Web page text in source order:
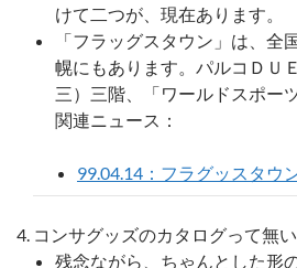
けて二つが、現在あります。
「フラッグスタウン」は、全
幌にもあります。パルコＤＵ
三）三階、「ワールドスポー
関連ニュース：
99.04.14：フラグッスタウ
コンサグッズのカタログって無
残念ながら、ちゃんとした形